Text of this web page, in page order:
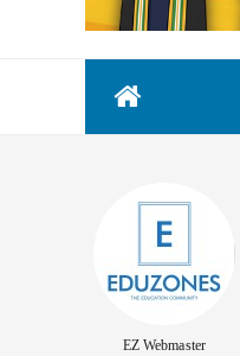
EZ Webmaster